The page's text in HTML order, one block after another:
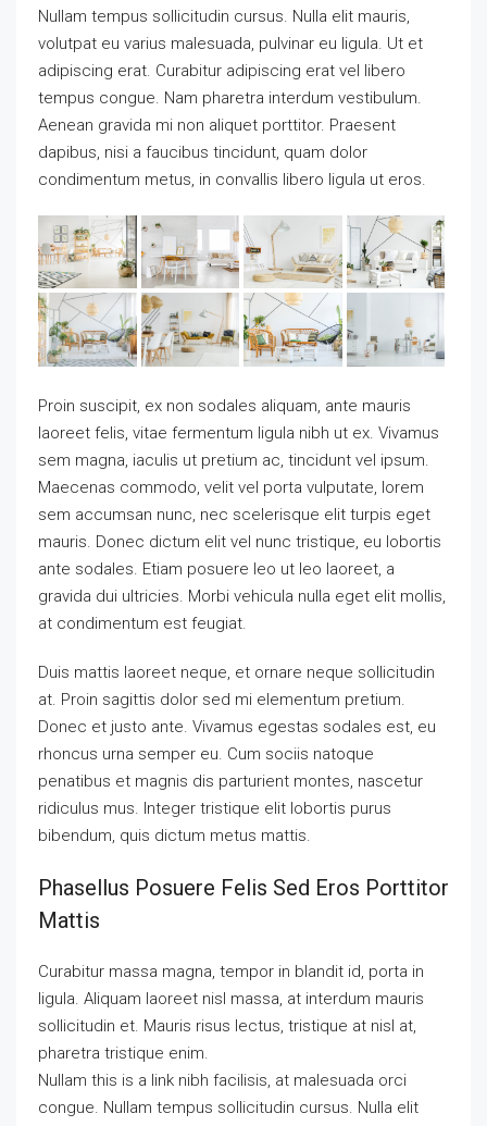
Nullam tempus sollicitudin cursus. Nulla elit mauris,
volutpat eu varius malesuada, pulvinar eu ligula. Ut et
adipiscing erat. Curabitur adipiscing erat vel libero
tempus congue. Nam pharetra interdum vestibulum.
Aenean gravida mi non aliquet porttitor. Praesent
dapibus, nisi a faucibus tincidunt, quam dolor
condimentum metus, in convallis libero ligula ut eros.
Proin suscipit, ex non sodales aliquam, ante mauris
laoreet felis, vitae fermentum ligula nibh ut ex. Vivamus
sem magna, iaculis ut pretium ac, tincidunt vel ipsum.
Maecenas commodo, velit vel porta vulputate, lorem
sem accumsan nunc, nec scelerisque elit turpis eget
mauris. Donec dictum elit vel nunc tristique, eu lobortis
ante sodales. Etiam posuere leo ut leo laoreet, a
gravida dui ultricies. Morbi vehicula nulla eget elit mollis,
at condimentum est feugiat.
Duis mattis laoreet neque, et ornare neque sollicitudin
at. Proin sagittis dolor sed mi elementum pretium.
Donec et justo ante. Vivamus egestas sodales est, eu
rhoncus urna semper eu. Cum sociis natoque
penatibus et magnis dis parturient montes, nascetur
ridiculus mus. Integer tristique elit lobortis purus
bibendum, quis dictum metus mattis.
Phasellus Posuere Felis Sed Eros Porttitor
Mattis
Curabitur massa magna, tempor in blandit id, porta in
ligula. Aliquam laoreet nisl massa, at interdum mauris
sollicitudin et. Mauris risus lectus, tristique at nisl at,
pharetra tristique enim.
Nullam this is a link nibh facilisis, at malesuada orci
congue. Nullam tempus sollicitudin cursus. Nulla elit